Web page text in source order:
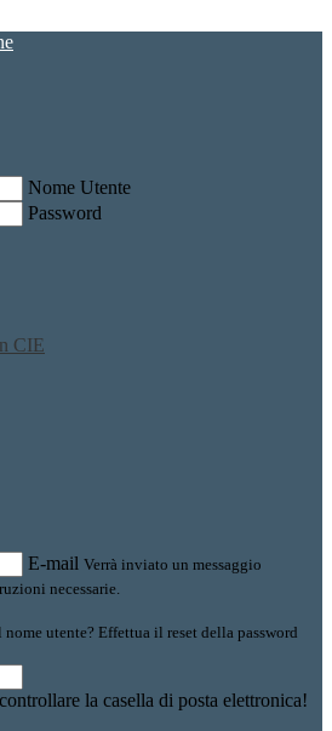
Nome Utente
Password
CIE
E-mail Verrà inviato un messaggio
necessarie.
utente? Effettua il reset della password
la casella di posta elettronica!